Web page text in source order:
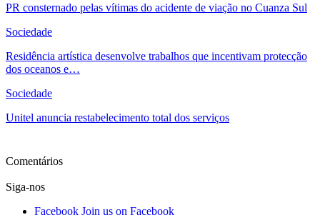
PR consternado pelas vítimas do acidente de viação no Cuanza Sul
Sociedade
Residência artística desenvolve trabalhos que incentivam protecção
dos oceanos e…
Sociedade
Unitel anuncia restabelecimento total dos serviços
Comentários
Siga-nos
Facebook Join us on Facebook